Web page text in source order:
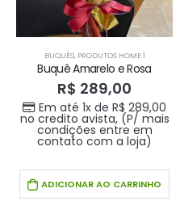
BUQUÊS, PRODUTOS HOME 1
Buquê Amarelo e Rosa
R$ 289,00
Em até 1x de R$ 289,00
no credito avista, (P/ mais
condições entre em
contato com a loja)
ADICIONAR AO CARRINHO